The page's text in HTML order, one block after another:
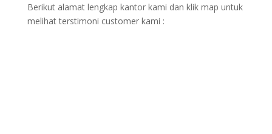
Berikut alamat lengkap kantor kami dan klik map untuk
melihat terstimoni customer kami :